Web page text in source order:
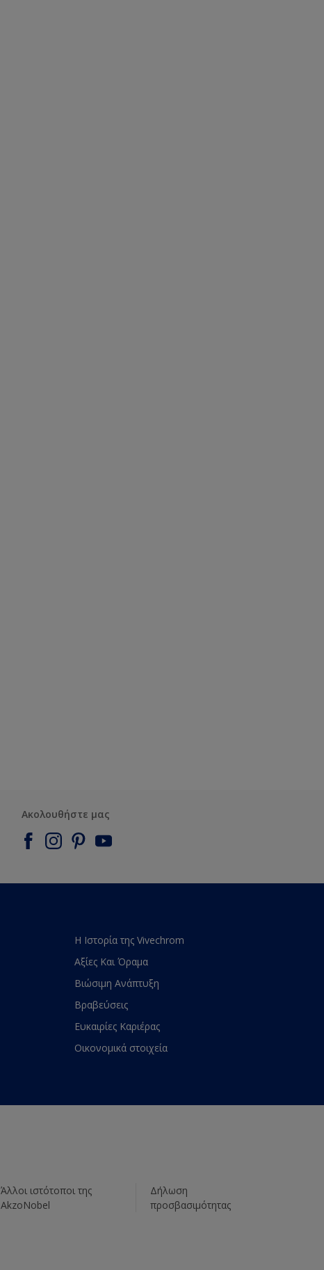
Ακολουθήστε μας
Η Ιστορία της Vivechrom
Αξίες Και Όραμα
Βιώσιμη Ανάπτυξη
Βραβεύσεις
Ευκαιρίες Καριέρας
Οικονομικά στοιχεία
Άλλοι ιστότοποι της
AkzoNobel
Δήλωση
προσβασιμότητας